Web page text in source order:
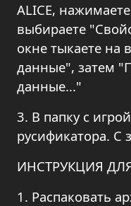
ALICE,
выбираете
окне тыкаете на
данные", затем
данные..."
3. В папку с
русификатора. С
ИНСТРУКЦИЯ
1. Распаковать